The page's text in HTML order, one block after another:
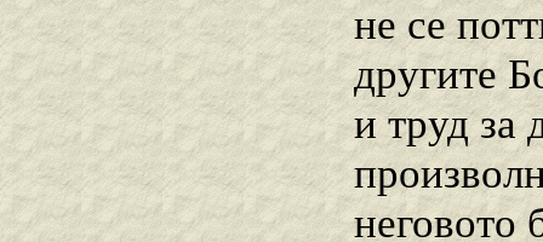
не се
другите
и труд за
неговото